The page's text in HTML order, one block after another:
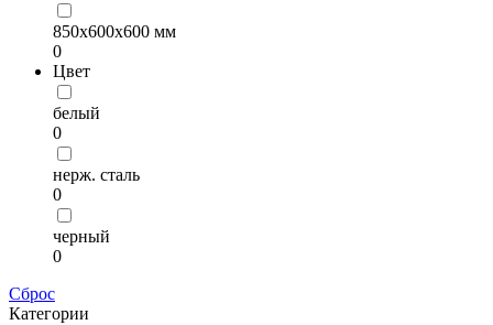
850х600х600 мм
0
Цвет
белый
0
нерж. сталь
0
черный
0
Сброс
Категории